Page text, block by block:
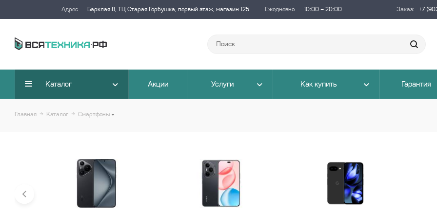
Адрес Барклая 8, ТЦ Старая Горбушка, первый этаж, магазин 125 Ежедневно 10:00 – 20:00 Заказ: +7
Каталог Акции Услуги Как купить Гарантия
Главная Каталог Смартфоны